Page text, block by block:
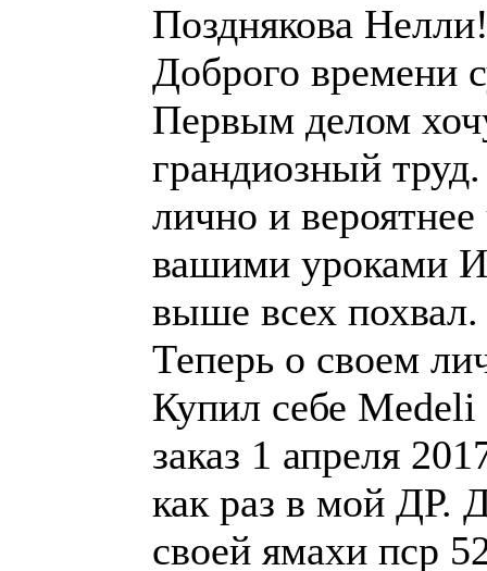
Позднякова
Доброго времени
Первым делом
грандиозный
лично и вероятнее
вашими уроками И
выше всех похвал.
Теперь о своем
Купил себе
заказ 1 апреля
как раз в мой ДР.
своей ямахи пср